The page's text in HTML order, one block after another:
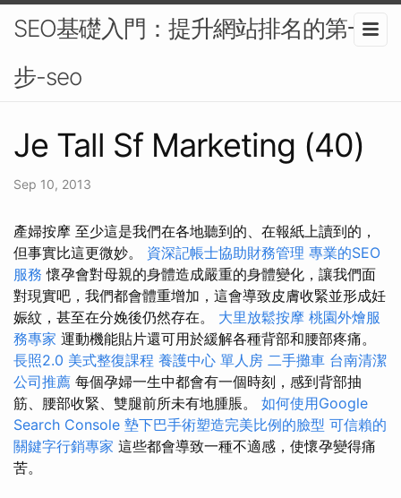
SEO基礎入門：提升網站排名的第一
步-seo
Je Tall Sf Marketing (40)
Sep 10, 2013
產婦按摩 至少這是我們在各地聽到的、在報紙上讀到的，
但事實比這更微妙。 資深記帳士協助財務管理 專業的SEO
服務 懷孕會對母親的身體造成嚴重的身體變化，讓我們面
對現實吧，我們都會體重增加，這會導致皮膚收緊並形成妊
娠紋，甚至在分娩後仍然存在。 大里放鬆按摩 桃園外燴服
務專家 運動機能貼片還可用於緩解各種背部和腰部疼痛。
長照2.0 美式整復課程 養護中心 單人房 二手攤車 台南清潔
公司推薦 每個孕婦一生中都會有一個時刻，感到背部抽
筋、腰部收緊、雙腿前所未有地腫脹。 如何使用Google
Search Console 墊下巴手術塑造完美比例的臉型 可信賴的
關鍵字行銷專家 這些都會導致一種不適感，使懷孕變得痛
苦。